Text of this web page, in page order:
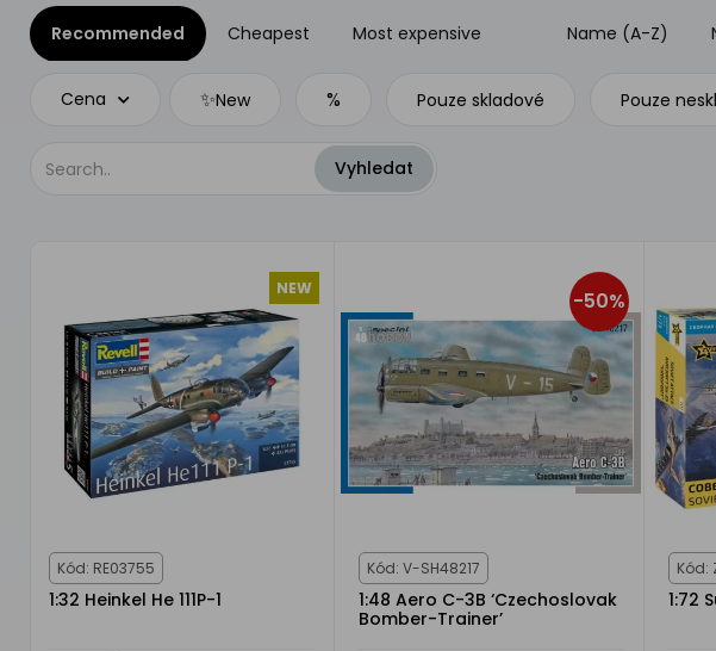
Recommended Cheapest Most expensive Name (A-Z)
Cena ✨New % Pouze skladové Pouze
NEW
Kód: RE03755
1:32 Heinkel He 111P-1
-50%
Kód: V-SH48217
1:48 Aero C-3B ‘Czechoslovak
Bomber-Trainer’
Kód:
1:72